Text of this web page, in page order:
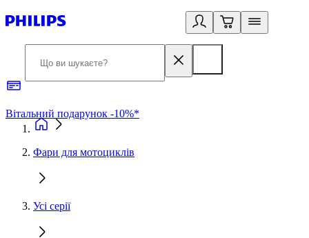
Вітальний подарунок -10%*
Фари для мотоциклів
Усі серії